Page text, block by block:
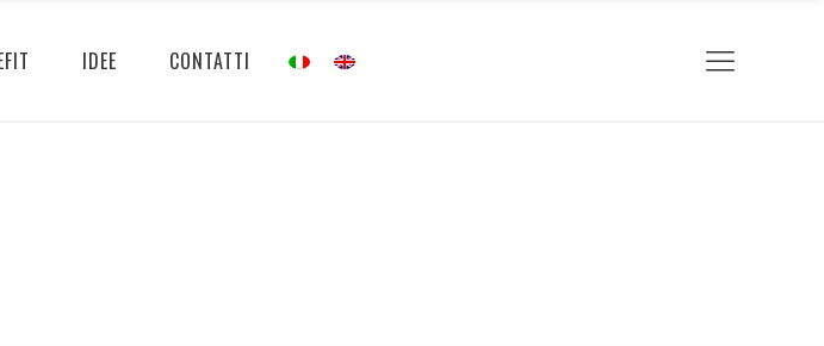
IDEE CONTATTI